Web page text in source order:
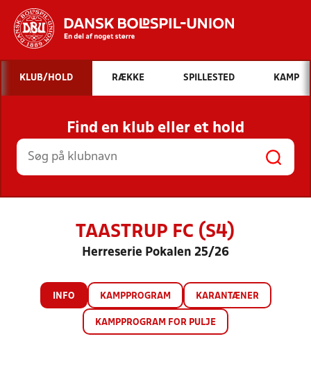
Hvad vil du søge efter?
INDHOLD OG NYHEDER
STILLINGER, RESULTATER, KLUBBER OG
HOLD
KLUB/HOLD RÆKKE SPILLESTED KAMP
Find en klub eller et hold
TAASTRUP FC (S4)
Herreserie Pokalen 25/26
INFO KAMPPROGRAM KARANTÆNER
KAMPPROGRAM FOR PULJE